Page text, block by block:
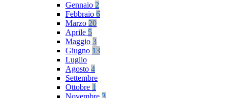
Gennaio 2
Febbraio 6
Marzo 20
Aprile 5
Maggio 3
Giugno 13
Luglio
Agosto 4
Settembre
Ottobre 1